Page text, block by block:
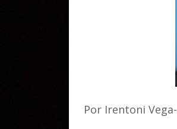
Por Irentoni Vega-